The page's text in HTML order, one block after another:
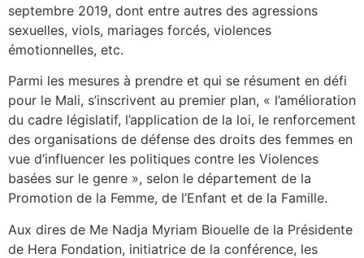
septembre 2019, dont entre autres des agressions
sexuelles, viols, mariages forcés, violences
émotionnelles, etc.
Parmi les mesures à prendre et qui se résument en défi
pour le Mali, s’inscrivent au premier plan, « l’amélioration
du cadre législatif, l’application de la loi, le renforcement
des organisations de défense des droits des femmes en
vue d’influencer les politiques contre les Violences
basées sur le genre », selon le département de la
Promotion de la Femme, de l’Enfant et de la Famille.
Aux dires de Me Nadja Myriam Biouelle de la Présidente
de Hera Fondation, initiatrice de la conférence, les